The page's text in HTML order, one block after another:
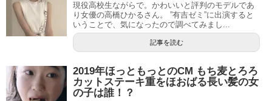
現役高校生ながらで。かわいいと評判のモデルであ
り女優の高橋ひかるさん。 ”有吉ゼミ”に出演すると
いうことで、気になったので調べてみまし...
記事を読む
2019年ほっともっとのCM もち麦とろろ
カットステーキ重をほおばる長い髪の女
の子は誰！？